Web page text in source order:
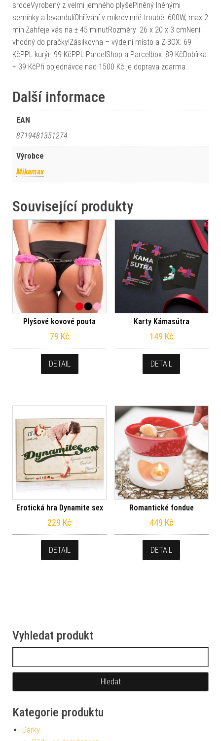
srdceVyrobený z velmi jemného plyšePlněný lněnými
semínky a levandulíOhřívání v mikrovlnné troubě: 600W, max 2
min.Zahřeje vás na ± 45 minutRozměry: 26 x 20 x 3 cmNení
vhodný do pračky!Zásilkovna – výdejní místo a Z-BOX: 69
KčPPL kurýr: 99 KčPPL ParcelShop a Parcelbox: 89 KčDobírka:
+ 39 KčPři objednávce nad 1500 Kč je doprava zdarma.
Další informace
EAN
8719481351274
Výrobce
Mikamax
Související produkty
Plyšové kovové pouta
79 Kč
DETAIL
Karty Kámasútra
149 Kč
DETAIL
Erotická hra Dynamite sex
229 Kč
DETAIL
Romantické fondue
449 Kč
DETAIL
Vyhledat produkt
Kategorie produktu
Dárky